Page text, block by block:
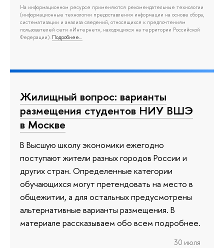
На информационном ресурсе применяются рекомендательные технологии
(информационные технологии предоставления информации на основе сбора,
систематизации и анализа сведений, относящихся к предпочтениям
пользователей сети «Интернет», находящихся на территории Российской
Федерации). Подробнее…
Жилищный вопрос: варианты
размещения студентов НИУ ВШЭ
в Москве
В Высшую школу экономики ежегодно
поступают жители разных городов России и
других стран. Определенные категории
обучающихся могут претендовать на место в
общежитии, а для остальных предусмотрены
альтернативные варианты размещения. В
материале рассказываем обо всем подробнее.
30 июля